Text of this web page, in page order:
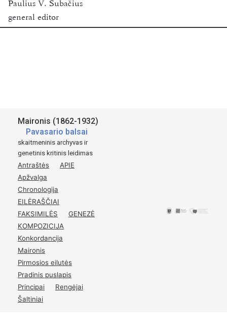
Paulius V. Subačius
general editor
Funder:Research Council of Lithuania
Maironis-Mačiulis.
Pavasario Balsai
Penktą kartą atspausta ir žymiai padauginta.
Tilžė
1920
Švento Kazimiero Draugijos leidinys.
30-31
Maironis (1862-1932)
Pavasario balsai
skaitmeninis archyvas ir
genetinis kritinis leidimas
Antraštės
APIE
Apžvalga
Chronologija
EILĖRAŠČIAI
FAKSIMILĖS
GENEZĖ
KOMPOZICIJA
Konkordancija
Maironis
Pirmosios eilutės
Pradinis puslapis
Principai
Rengėjai
Šaltiniai